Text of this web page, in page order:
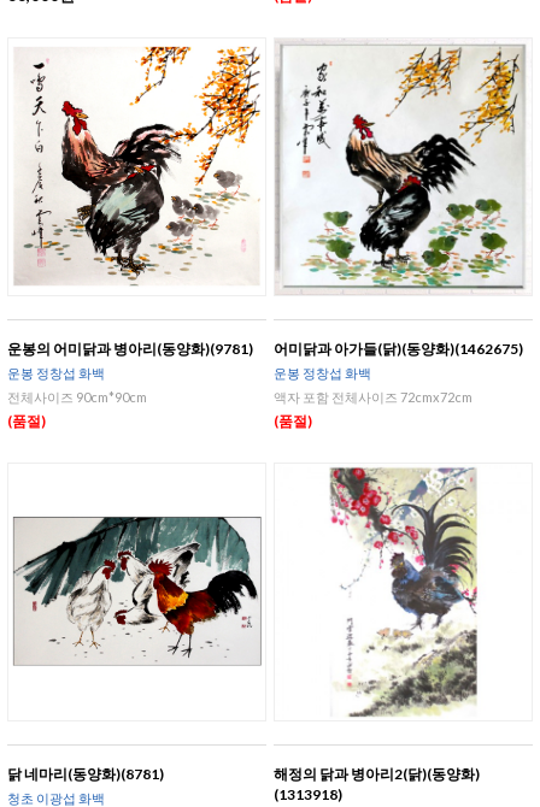
운봉의 어미닭과 병아리(동양화)(9781)
운봉 정창섭 화백
전체사이즈 90cm*90cm
(품절)
어미닭과 아가들(닭)(동양화)(1462675)
운봉 정창섭 화백
액자 포함 전체사이즈 72cmx72cm
(품절)
닭 네마리(동양화)(8781)
청초 이광섭 화백
해정의 닭과 병아리2(닭)(동양화)
(1313918)